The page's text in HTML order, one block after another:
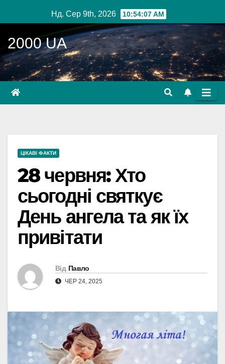
до
вмісту
Нд. Сер 9th, 2026 10:54:08 AM
2000 UA
ЦІКАВІ ФАКТИ
28 червня: Хто
сьогодні святкує
День ангела та як їх
привітати
Від Павло
ЧЕР 24, 2025